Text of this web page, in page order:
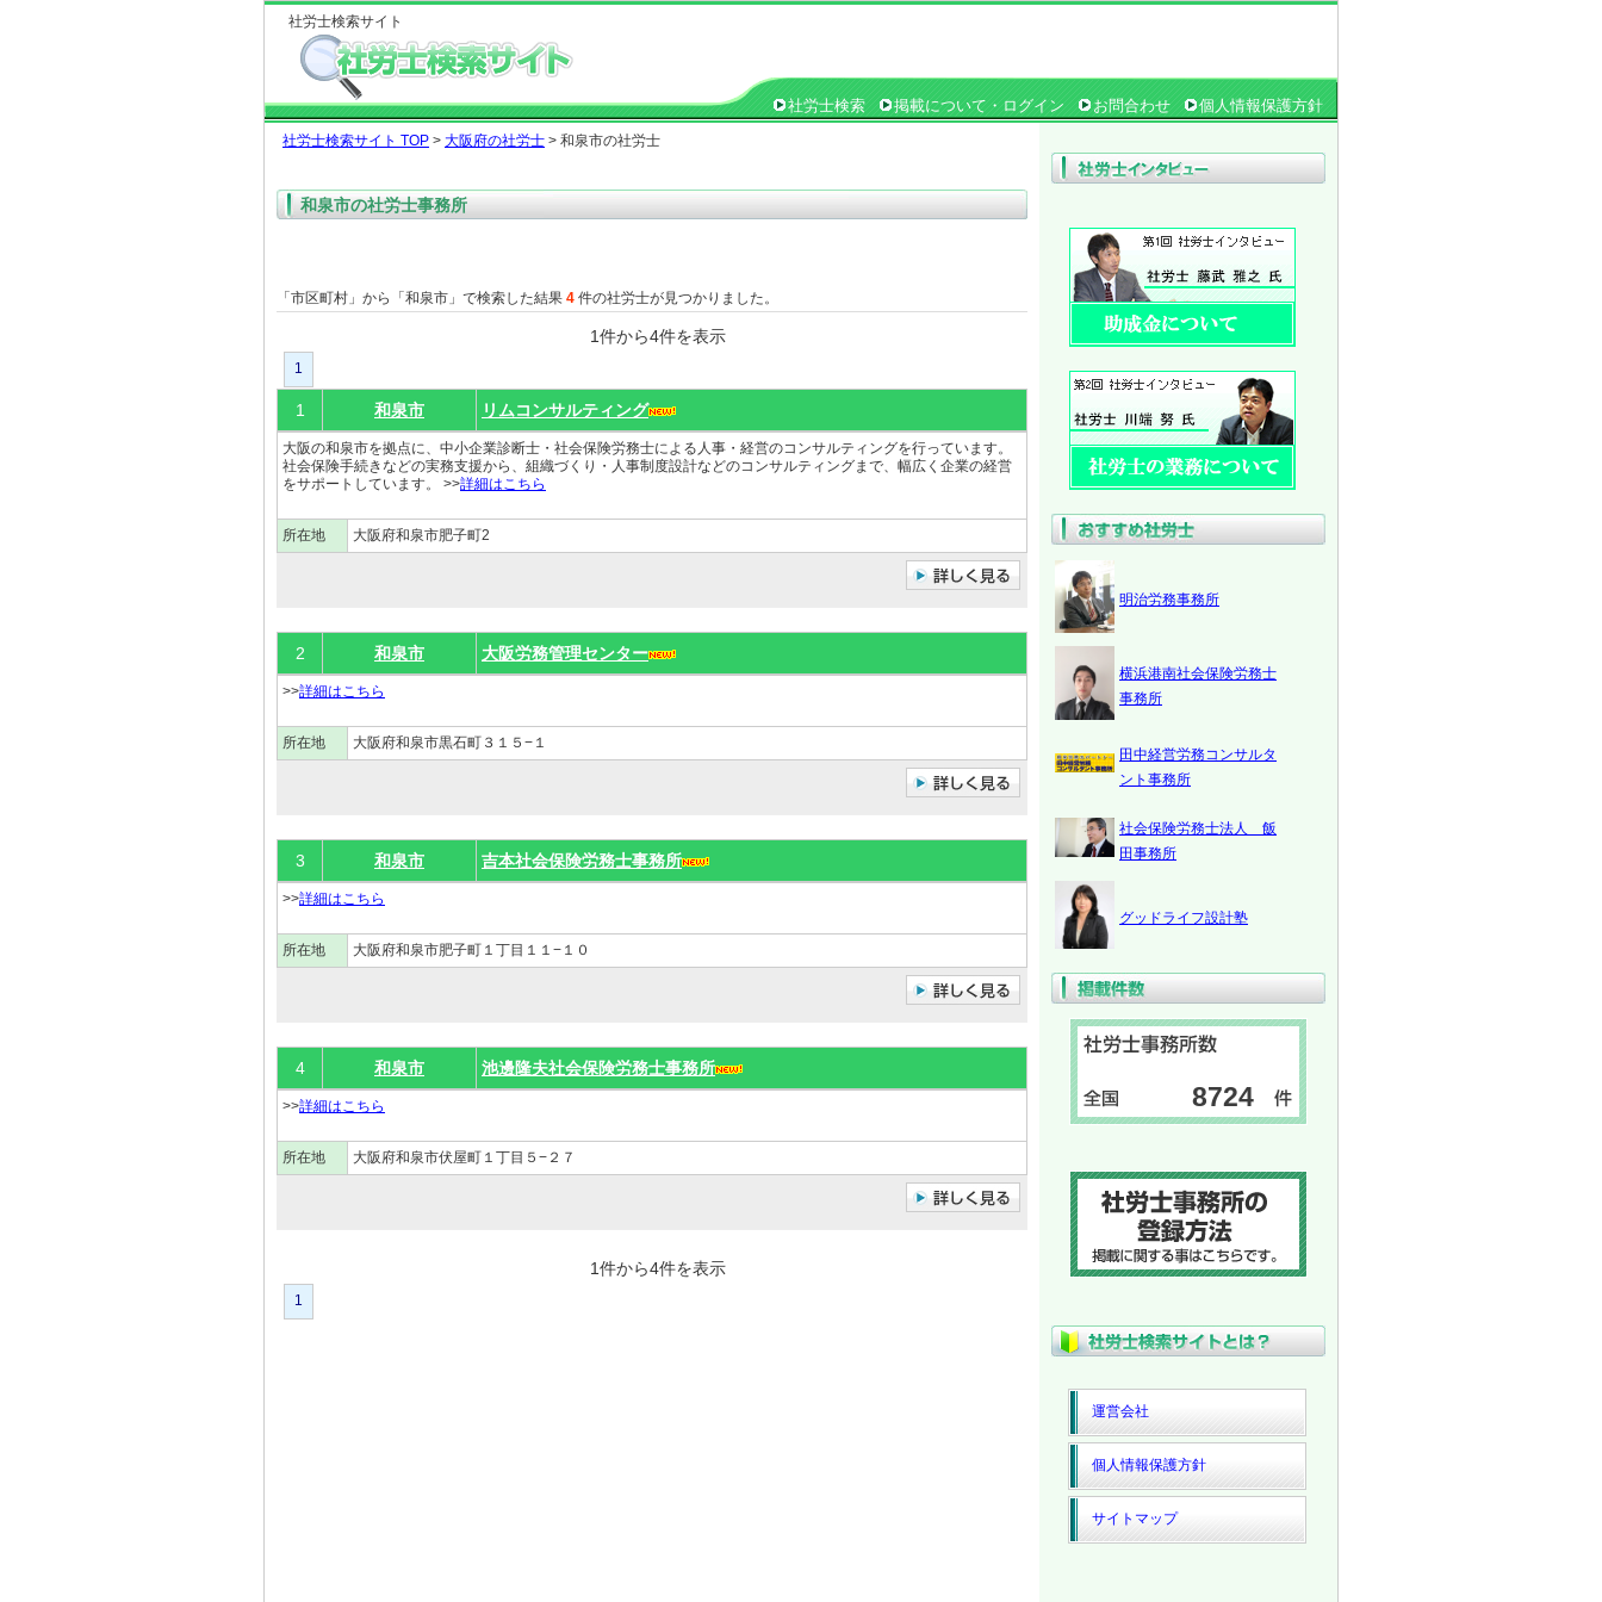
社労士検索サイト
社労士検索 掲載について・ログイン お問合わせ 個人情報保護方針
社労士検索サイト TOP > 大阪府の社労士 > 和泉市の社労士
和泉市の社労士事務所
「市区町村」から「和泉市」で検索した結果 4 件の社労士が見つかりました。
1件から4件を表示
1
1 和泉市 リムコンサルティング
大阪の和泉市を拠点に、中小企業診断士・社会保険労務士による人事・経営のコンサルティングを行っています。
社会保険手続きなどの実務支援から、組織づくり・人事制度設計などのコンサルティングまで、幅広く企業の経営
をサポートしています。 >>詳細はこちら
所在地 大阪府和泉市肥子町2
2 和泉市 大阪労務管理センター
>>詳細はこちら
所在地 大阪府和泉市黒石町３１５−１
3 和泉市 吉本社会保険労務士事務所
>>詳細はこちら
所在地 大阪府和泉市肥子町１丁目１１−１０
4 和泉市 池邊隆夫社会保険労務士事務所
>>詳細はこちら
所在地 大阪府和泉市伏屋町１丁目５−２７
1件から4件を表示
1
明治労務事務所
横浜港南社会保険労務士
事務所
田中経営労務コンサルタ
ント事務所
社会保険労務士法人 飯
田事務所
グッドライフ設計塾
8724
運営会社
個人情報保護方針
サイトマップ